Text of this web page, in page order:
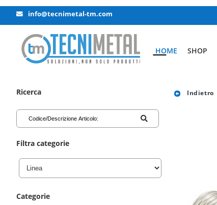
info@tecnimetal-tm.com
HOME SHOP
Ricerca
Filtra categorie
Categorie
Indietro